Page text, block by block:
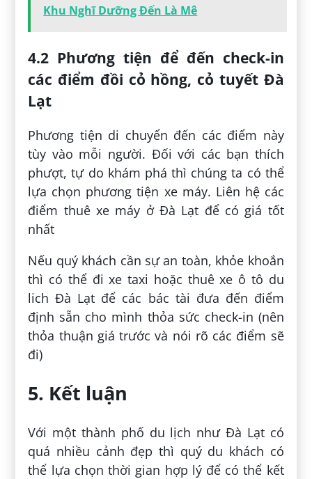
Khu Nghĩ Dưỡng Đến Là Mê
4.2 Phương tiện để đến check-in
các điểm đồi cỏ hồng, cỏ tuyết Đà
Lạt
Phương tiện di chuyển đến các điểm này
tùy vào mỗi người. Đối với các bạn thích
phượt, tự do khám phá thì chúng ta có thể
lựa chọn phương tiện xe máy. Liên hệ các
điểm thuê xe máy ở Đà Lạt để có giá tốt
nhất
Nếu quý khách cần sự an toàn, khỏe khoắn
thì có thể đi xe taxi hoặc thuê xe ô tô du
lich Đà Lạt để các bác tài đưa đến điểm
định sẵn cho mình thỏa sức check-in (nên
thỏa thuận giá trước và nói rõ các điểm sẽ
đi)
5. Kết luận
Với một thành phố du lịch như Đà Lạt có
quá nhiều cảnh đẹp thì quý du khách có
thể lựa chọn thời gian hợp lý để có thể kết